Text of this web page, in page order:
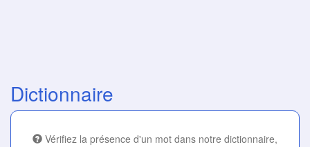
Dictionnaire
Vérifiez la présence d'un mot dans notre dictionnaire,